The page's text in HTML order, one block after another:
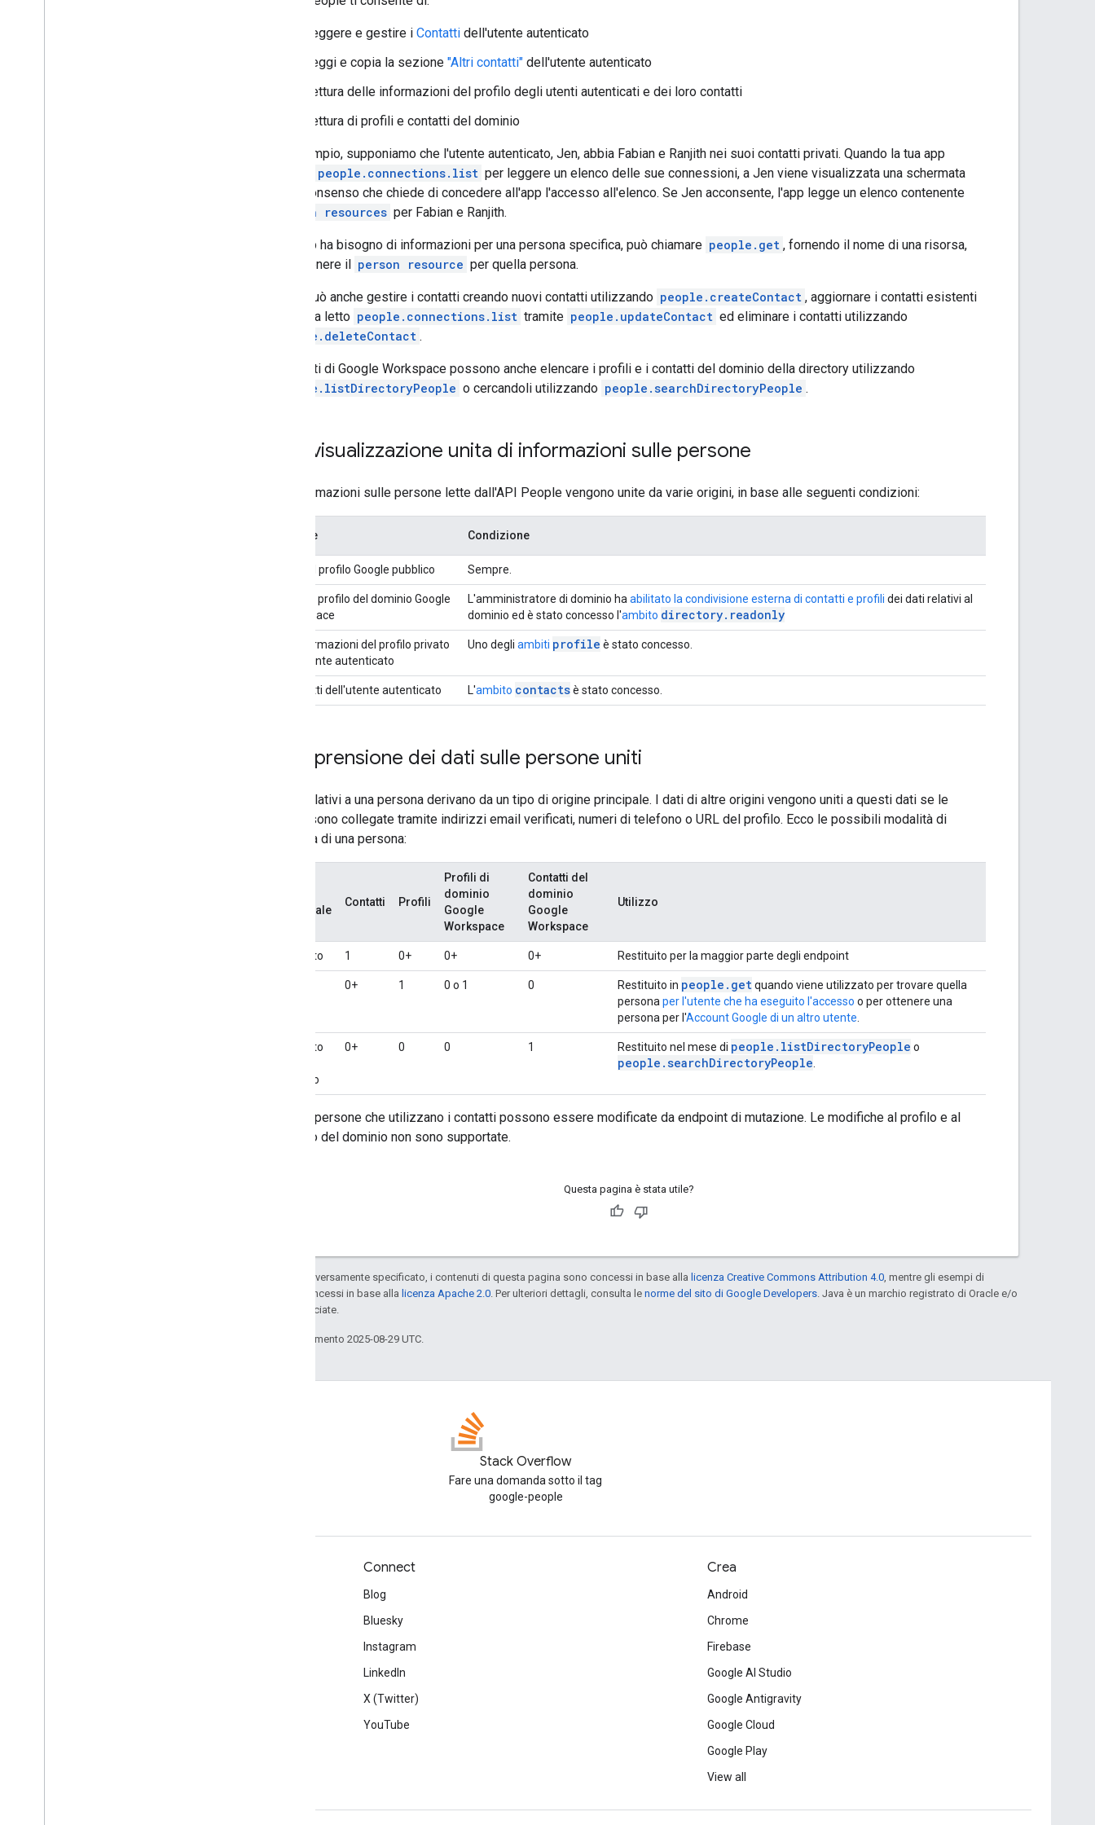
Leggere e gestire i Contatti dell'utente autenticato
Leggi e copia la sezione "Altri contatti" dell'utente autenticato
Lettura delle informazioni del profilo degli utenti autenticati e dei loro contatti
Lettura di profili e contatti del dominio
Ad esempio, supponiamo che l'utente autenticato, Jen, abbia Fabian e Ranjith nei suoi contatti privati. Quando la tua app
people.connections.list per leggere un elenco delle sue connessioni, a Jen viene visualizzata una schermata
per il consenso che chiede di concedere all'app l'accesso all'elenco. Se Jen acconsente, l'app legge un elenco contenente
person resources per Fabian e Ranjith.
Se l'app ha bisogno di informazioni per una persona specifica, può chiamare people.get , fornendo il nome di una risorsa,
per ottenere il person resource per quella persona.
L'app può anche gestire i contatti creando nuovi contatti utilizzando people.createContact , aggiornare i contatti esistenti
da cui ha letto people.connections.list tramite people.updateContact ed eliminare i contatti utilizzando
people.deleteContact .
Gli utenti di Google Workspace possono anche elencare i profili e i contatti del dominio della directory utilizzando
people.listDirectoryPeople o cercandoli utilizzando people.searchDirectoryPeople .
Una visualizzazione unita di informazioni sulle persone
Le informazioni sulle persone lette dall'API People vengono unite da varie origini, in base alle seguenti condizioni:
Origine Condizione
Dati del profilo Google pubblico Sempre.
dati del profilo del dominio Google
Workspace
L'amministratore di dominio ha abilitato la condivisione esterna di contatti e profili dei dati relativi al
dominio ed è stato concesso l'ambito directory.readonly
Le informazioni del profilo privato
dell'utente autenticato
Uno degli ambiti profile è stato concesso.
I contatti dell'utente autenticato L'ambito contactsè stato concesso.
Comprensione dei dati sulle persone uniti
I dati relativi a una persona derivano da un tipo di origine principale. I dati di altre origini vengono uniti a questi dati se le
origini sono collegate tramite indirizzi email verificati, numeri di telefono o URL del profilo. Ecco le possibili modalità di
scrittura di una persona:
principale
Contatti Profili
Profili di
dominio
Google
Workspace
Contatti del
dominio
Google
Workspace
Utilizzo
Contatto 1 0+ 0+ 0+ Restituito per la maggior parte degli endpoint
0+ 1 0 o 1 0 Restituito in people.getquando viene utilizzato per trovare quella
persona per l'utente che ha eseguito l'accesso o per ottenere una
persona per l'Account Google di un altro utente
Contatto
dominio
0+ 0 0 1 Restituito nel mese di people.listDirectoryPeople o
people.searchDirectoryPeople
Solo le persone che utilizzano i contatti possono essere modificate da endpoint di mutazione. Le modifiche al profilo e al
contatto del dominio non sono supportate.
Questa pagina è stata utile?
Salvo quando diversamente specificato, i contenuti di questa pagina sono concessi in base alla licenza Creative Commons Attribution 4.0 , mentre gli esempi di
codice sono concessi in base alla licenza Apache 2.0 . Per ulteriori dettagli, consulta le norme del sito di Google Developers . Java è un marchio registrato di Oracle e/o
delle sue consociate.
Ultimo aggiornamento 2025-08-29 UTC.
Stack Overflow
Fare una domanda sotto il tag
google-people
Connect
Blog
Bluesky
Instagram
LinkedIn
X (Twitter)
YouTube
Crea
Android
Chrome
Firebase
Google AI Studio
Google Antigravity
Google Cloud
Google Play
View all